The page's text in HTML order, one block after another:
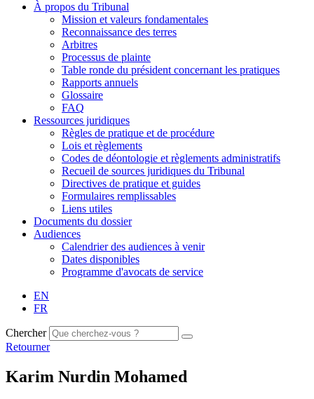
À propos du Tribunal
Mission et valeurs fondamentales
Reconnaissance des terres
Arbitres
Processus de plainte
Table ronde du président concernant les pratiques
Rapports annuels
Glossaire
FAQ
Ressources juridiques
Règles de pratique et de procédure
Lois et règlements
Codes de déontologie et règlements administratifs
Recueil de sources juridiques du Tribunal
Directives de pratique et guides
Formulaires remplissables
Liens utiles
Documents du dossier
Audiences
Calendrier des audiences à venir
Dates disponibles
Programme d'avocats de service
EN
FR
Chercher
Retourner
Karim Nurdin Mohamed